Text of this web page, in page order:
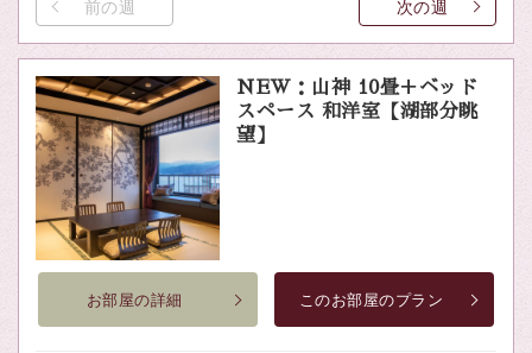
前の週 次の週
NEW：山神 10畳＋ベッド
スペース 和洋室【湖部分眺
望】
お部屋の詳細 このお部屋のプラン